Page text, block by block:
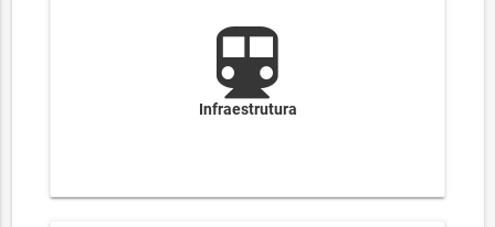
Infraestrutura